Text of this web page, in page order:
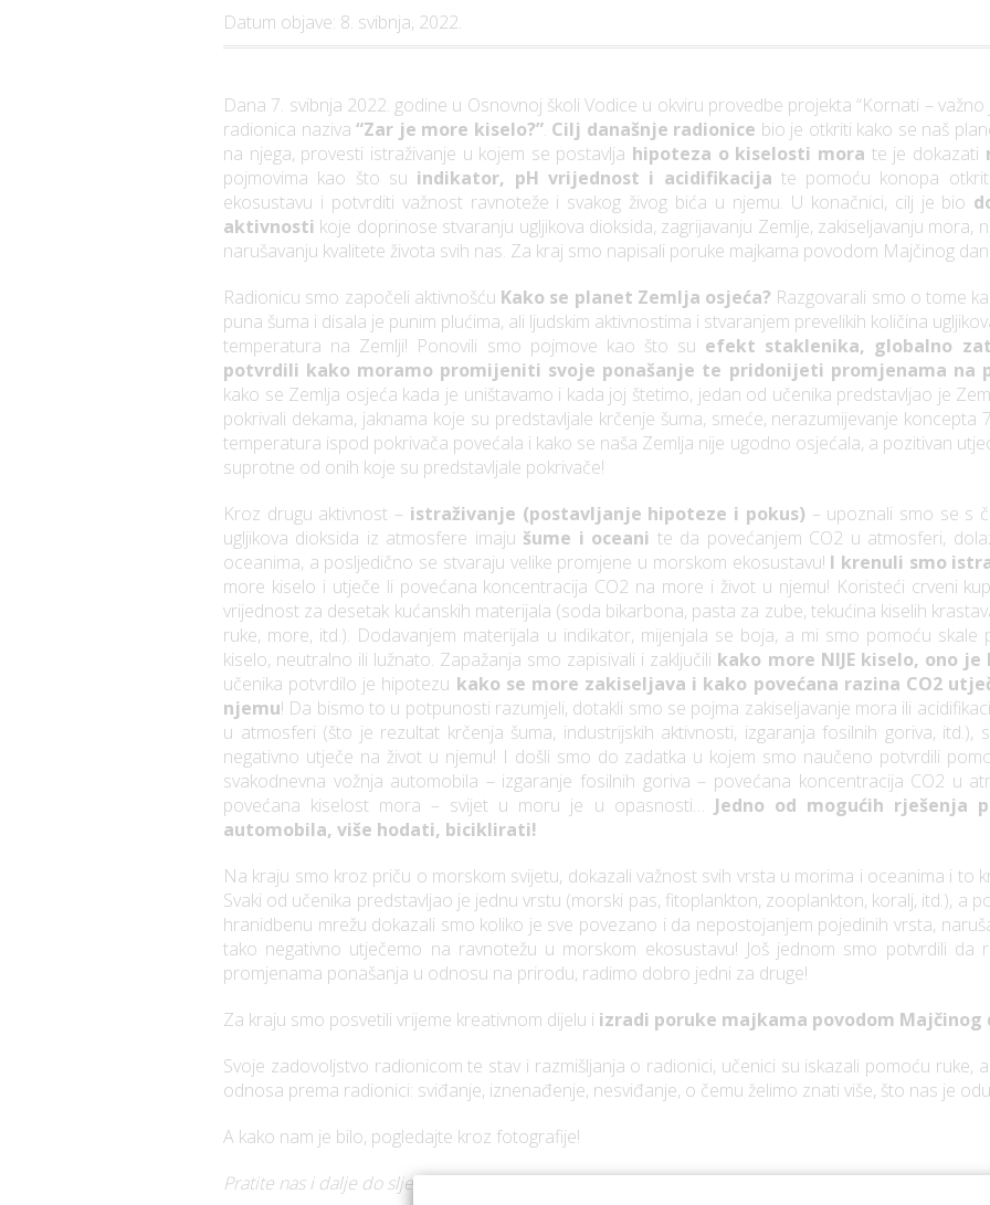
Datum objave: 8. svibnja, 2022.
Dana 7. svibnja 2022. godine u Osnovnoj školi Vodice u okviru provedbe projekta “Kornati –
radionica naziva“Zar je more kiselo?”. Cilj današnje radionice bio je otkriti kako se naš
na njega, provesti istraživanje u kojem se postavlja hipoteza o kiselosti mora te je dokazati
pojmovima kao što su indikator, pH vrijednost i acidifikacija te pomoću konopa
ekosustavu i potvrditi važnost ravnoteže i svakog živog bića u njemu. U konačnici, cilj je bio
aktivnosti koje doprinose stvaranju ugljikova dioksida, zagrijavanju Zemlje, zakiseljavanju mora,
narušavanju kvalitete života svih nas. Za kraj smo napisali poruke majkama povodom Majčinog
Radionicu smo započeli aktivnošću Kako se planet Zemlja osjeća? Razgovarali smo o tome
puna šuma i disala je punim plućima, ali ljudskim aktivnostima i stvaranjem prevelikih količina
temperatura na Zemlji! Ponovili smo pojmove kao što su efekt staklenika, globalno
potvrdili kako moramo promijeniti svoje ponašanje te pridonijeti promjenama na
kako se Zemlja osjeća kada je uništavamo i kada joj štetimo, jedan od učenika predstavljao je
pokrivali dekama, jaknama koje su predstavljale krčenje šuma, smeće, nerazumijevanje koncepta
temperatura ispod pokrivača povećala i kako se naša Zemlja nije ugodno osjećala, a pozitivan
suprotne od onih koje su predstavljale pokrivače!
Kroz drugu aktivnost – istraživanje (postavljanje hipoteze i pokus) – upoznali smo se s
ugljikova dioksida iz atmosfere imaju šume i oceani te da povećanjem CO2 u atmosferi,
oceanima, a posljedično se stvaraju velike promjene u morskom ekosustavu! I krenuli smo
more kiselo i utječe li povećana koncentracija CO2 na more i život u njemu! Koristeći crveni
vrijednost za desetak kućanskih materijala (soda bikarbona, pasta za zube, tekućina kiselih
ruke, more, itd.). Dodavanjem materijala u indikator, mijenjala se boja, a mi smo pomoću
kiselo, neutralno ili lužnato. Zapažanja smo zapisivali i zaključili kako more NIJE kiselo, ono
učenika potvrdilo je hipotezu kako se more zakiseljava i kako povećana razina CO2
njemu! Da bismo to u potpunosti razumjeli, dotakli smo se pojma zakiseljavanje mora ili
u atmosferi (što je rezultat krčenja šuma, industrijskih aktivnosti, izgaranja fosilnih goriva,
negativno utječe na život u njemu! I došli smo do zadatka u kojem smo naučeno potvrdili
svakodnevna vožnja automobila – izgaranje fosilnih goriva – povećana koncentracija CO2 u
povećana kiselost mora – svijet u moru je u opasnosti… Jedno od mogućih rješenja
automobila, više hodati, biciklirati!
Na kraju smo kroz priču o morskom svijetu, dokazali važnost svih vrsta u morima i oceanima i to
Svaki od učenika predstavljao je jednu vrstu (morski pas, fitoplankton, zooplankton, koralj, itd.), a
hranidbenu mrežu dokazali smo koliko je sve povezano i da nepostojanjem pojedinih vrsta,
tako negativno utječemo na ravnotežu u morskom ekosustavu! Još jednom smo potvrdili da
promjenama ponašanja u odnosu na prirodu, radimo dobro jedni za druge!
Za kraju smo posvetili vrijeme kreativnom dijelu i izradi poruke majkama povodom Majčinog
Svoje zadovoljstvo radionicom te stav i razmišljanja o radionici, učenici su iskazali pomoću ruke,
odnosa prema radionici: sviđanje, iznenađenje, nesviđanje, o čemu želimo znati više, što nas je
A kako nam je bilo, pogledajte kroz fotografije!
Pratite nas i dalje do sljedeće radionice kada ćemo provesti akciju čišćenja u našoj lokalnoj